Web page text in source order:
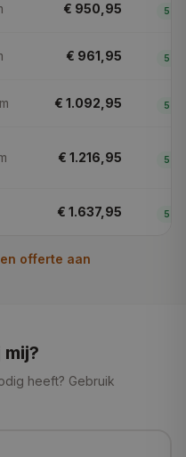
€ 950,95 5
€ 961,95 5
€ 1.092,95 5
€ 1.216,95 5
€ 1.637,95 5
offerte aan
heeft? Gebruik